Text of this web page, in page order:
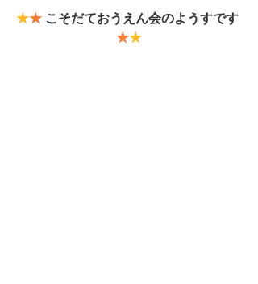
★★ こそだておうえん会のようすです
★★